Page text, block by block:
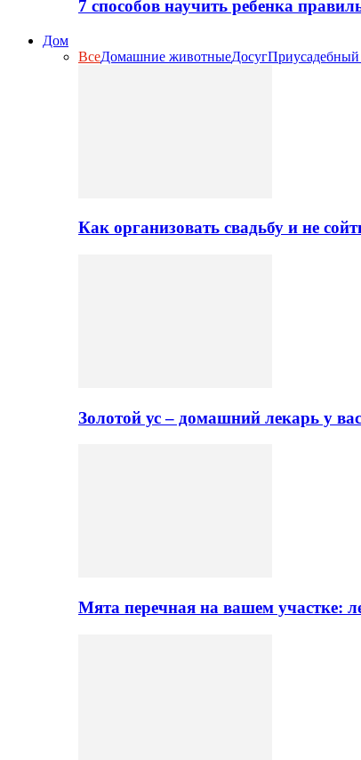
7 способов научить ребенка
Дом
ВсеДомашние животныеДосугПриусадебный
Как организовать свадьбу и не
Золотой ус – домашний лекарь у
Мята перечная на вашем участке: